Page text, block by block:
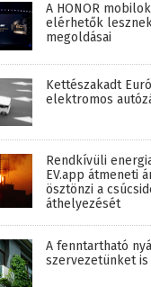
A HONOR
elérhetők lesznek
megoldásai
Kettészakadt
elektromos
Rendkívüli
EV.app átmeneti
ösztönzi a
áthelyezését
A fenntartható
szervezetünket is